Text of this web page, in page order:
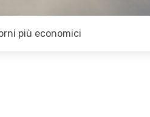
più economici